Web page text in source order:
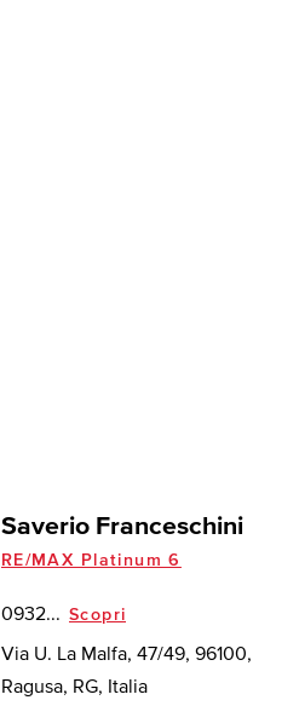
Saverio Franceschini
RE/MAX Platinum 6
0932... Scopri
Via U. La Malfa, 47/49, 96100,
Ragusa, RG, Italia